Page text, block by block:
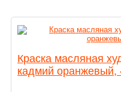
Краска масляная
кадмий оранжевый,